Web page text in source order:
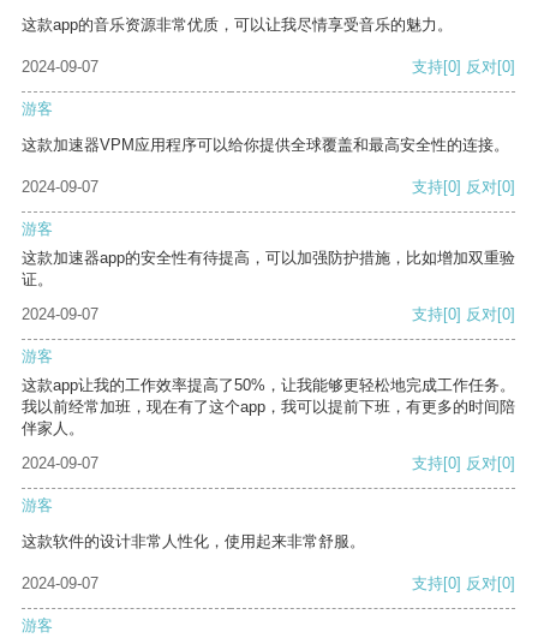
这款app的音乐资源非常优质，可以让我尽情享受音乐的魅力。
2024-09-07 支持[0] 反对[0]
游客
这款加速器VPM应用程序可以给你提供全球覆盖和最高安全性的连接。
2024-09-07 支持[0] 反对[0]
游客
这款加速器app的安全性有待提高，可以加强防护措施，比如增加双重验
证。
2024-09-07
支持[0] 反对[0]
游客
这款app让我的工作效率提高了50%，让我能够更轻松地完成工作任务。
我以前经常加班，现在有了这个app，我可以提前下班，有更多的时间陪
伴家人。
2024-09-07
支持[0] 反对[0]
游客
这款软件的设计非常人性化，使用起来非常舒服。
2024-09-07 支持[0] 反对[0]
游客